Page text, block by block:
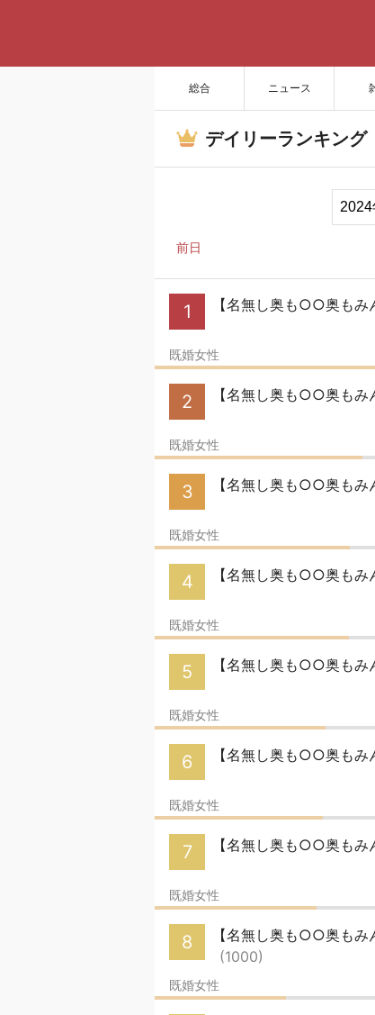
総合 ニュース
デイリーランキング
前日
1 【名無し奥も○○奥もみ
既婚女性
2 【名無し奥も○○奥もみ
既婚女性
3 【名無し奥も○○奥もみ
既婚女性
4 【名無し奥も○○奥もみ
既婚女性
5 【名無し奥も○○奥もみ
既婚女性
6 【名無し奥も○○奥もみ
既婚女性
7 【名無し奥も○○奥もみ
既婚女性
8
【名無し奥も○○奥もみ
(1000)
既婚女性